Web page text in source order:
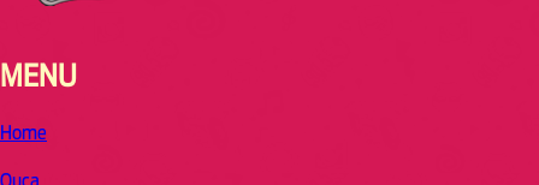
MENU
Home
Ouça